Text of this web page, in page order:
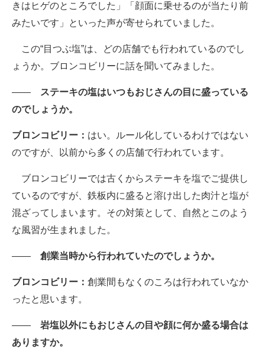
きはヒゲのところでした」「顔面に乗せるのが当たり前
みたいです」といった声が寄せられていました。
この“目つぶ塩”は、どの店舗でも行われているのでし
ょうか。ブロンコビリーに話を聞いてみました。
――
ステーキの塩はいつもおじさんの目に盛っている
のでしょうか。
ブロンコビリー： はい。ルール化しているわけではない
のですが、以前から多くの店舗で行われています。
ブロンコビリーでは古くからステーキを塩でご提供し
ているのですが、鉄板内に盛ると溶け出した肉汁と塩が
混ざってしまいます。その対策として、自然とこのよう
な風習が生まれました。
―― 創業当時から行われていたのでしょうか。
ブロンコビリー： 創業間もなくのころは行われていなか
ったと思います。
―― 岩塩以外にもおじさんの目や顔に何か盛る場合は
ありますか。